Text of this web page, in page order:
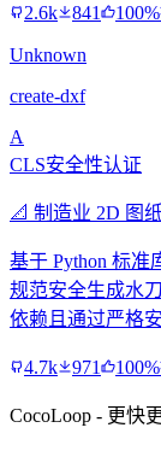
2.6k 841
Unknown
create-dxf
A
CLS安全性认证
📐 制造业 2D 图
基于 Python 标准
规范安全生成水
依赖且通过严格
4.7k 971
CocoLoop - 更快